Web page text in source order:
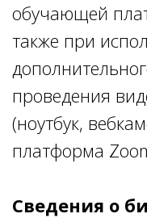
обучающей
также при
проведения
(ноутбук,
платформа
Сведения о